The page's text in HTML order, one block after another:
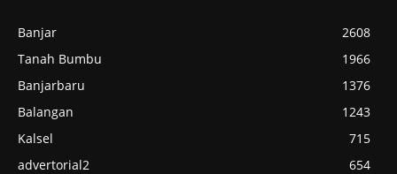
Banjar
2608
Tanah Bumbu
1966
Banjarbaru
1376
Balangan
1243
Kalsel
715
advertorial2
654